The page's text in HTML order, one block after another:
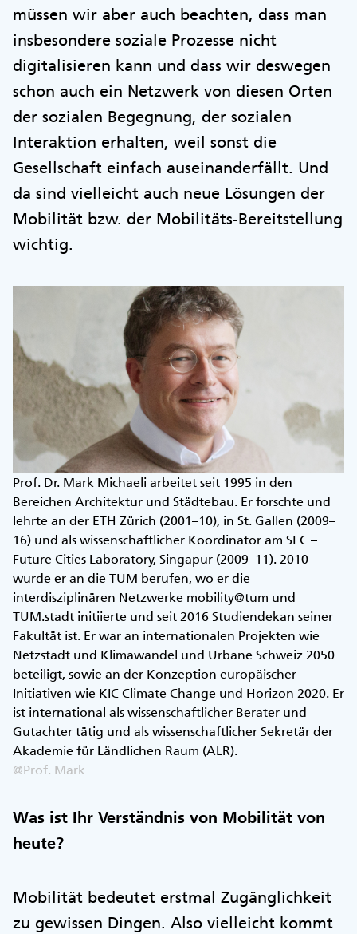
müssen wir aber auch beachten, dass man
insbesondere soziale Prozesse nicht
digitalisieren kann und dass wir deswegen
schon auch ein Netzwerk von diesen Orten
der sozialen Begegnung, der sozialen
Interaktion erhalten, weil sonst die
Gesellschaft einfach auseinanderfällt. Und
da sind vielleicht auch neue Lösungen der
Mobilität bzw. der Mobilitäts-Bereitstellung
wichtig.
Prof. Dr. Mark Michaeli arbeitet seit 1995 in den
Bereichen Architektur und Städtebau. Er forschte und
lehrte an der ETH Zürich (2001–10), in St. Gallen (2009–
16) und als wissenschaftlicher Koordinator am SEC –
Future Cities Laboratory, Singapur (2009–11). 2010
wurde er an die TUM berufen, wo er die
interdisziplinären Netzwerke mobility@tum und
TUM.stadt initiierte und seit 2016 Studiendekan seiner
Fakultät ist. Er war an internationalen Projekten wie
Netzstadt und Klimawandel und Urbane Schweiz 2050
beteiligt, sowie an der Konzeption europäischer
Initiativen wie KIC Climate Change und Horizon 2020. Er
ist international als wissenschaftlicher Berater und
Gutachter tätig und als wissenschaftlicher Sekretär der
Akademie für Ländlichen Raum (ALR).
@Prof. Mark
Was ist Ihr Verständnis von Mobilität von
heute?
Mobilität bedeutet erstmal Zugänglichkeit
zu gewissen Dingen. Also vielleicht kommt